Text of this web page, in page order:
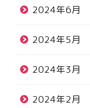
2024年6月
2024年5月
2024年3月
2024年2月